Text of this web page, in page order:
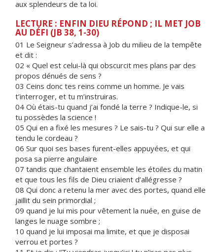
aux splendeurs de ta loi.
LECTURE : ENFIN DIEU RÉPOND ; IL MET JOB
AU DÉFI (JB 38, 1-30)
01 Le Seigneur s’adressa à Job du milieu de la tempête
et dit :
02 « Quel est celui-là qui obscurcit mes plans par des
propos dénués de sens ?
03 Ceins donc tes reins comme un homme. Je vais
t’interroger, et tu m’instruiras.
04 Où étais-tu quand j’ai fondé la terre ? Indique-le, si
tu possèdes la science !
05 Qui en a fixé les mesures ? Le sais-tu ? Qui sur elle a
tendu le cordeau ?
06 Sur quoi ses bases furent-elles appuyées, et qui
posa sa pierre angulaire
07 tandis que chantaient ensemble les étoiles du matin
et que tous les fils de Dieu criaient d’allégresse ?
08 Qui donc a retenu la mer avec des portes, quand elle
jaillit du sein primordial ;
09 quand je lui mis pour vêtement la nuée, en guise de
langes le nuage sombre ;
10 quand je lui imposai ma limite, et que je disposai
verrou et portes ?